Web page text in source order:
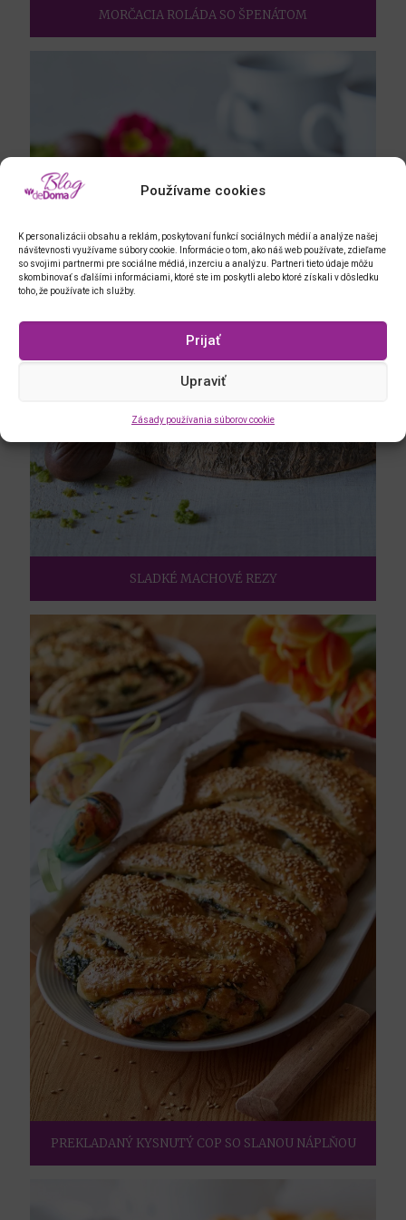
Používame cookies
K personalizácii obsahu a reklám, poskytovaní funkcí sociálnych médií a analýze našej
návštevnosti využívame súbory cookie. Informácie o tom, ako náš web používate, zdieľame
so svojimi partnermi pre sociálne médiá, inzerciu a analýzu. Partneri tieto údaje môžu
skombinovať s ďalšími informáciami, ktoré ste im poskytli alebo ktoré získali v dôsledku
toho, že používate ich služby.
Prijať
Upraviť
Zásady používania súborov cookie
MORČACIA ROLÁDA SO ŠPENÁTOM
SLADKÉ MACHOVÉ REZY
PREKLADANÝ KYSNUTÝ COP SO SLANOU NÁPLŇOU